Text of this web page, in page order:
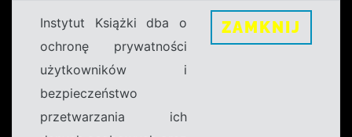
Instytut Książki dba o
ochronę prywatności
użytkowników i
bezpieczeństwo
przetwarzania ich
ZAMKNIJ